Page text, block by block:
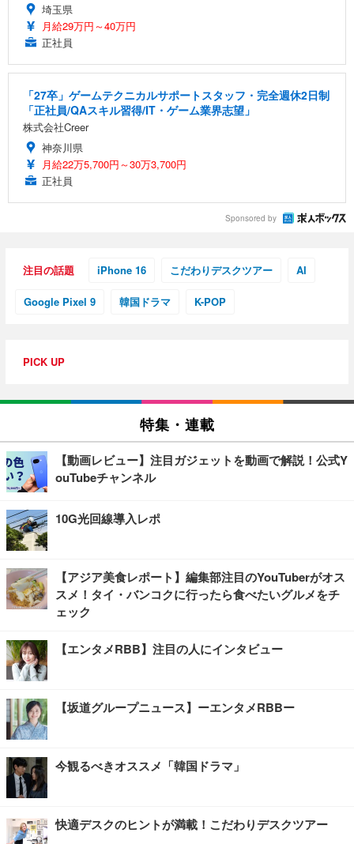
埼玉県
月給29万円～40万円
正社員
「27卒」ゲームテクニカルサポートスタッフ・完全週休2日制
「正社員/QAスキル習得/IT・ゲーム業界志望」
株式会社Creer
神奈川県
月給22万5,700円～30万3,700円
正社員
Sponsored by
注目の話題 iPhone 16 こだわりデスクツアー AI
Google Pixel 9 韓国ドラマ K-POP
PICK UP
特集・連載
【動画レビュー】注目ガジェットを動画で解説！公式Y
ouTubeチャンネル
10G光回線導入レポ
【アジア美食レポート】編集部注目のYouTuberがオス
スメ！タイ・バンコクに行ったら食べたいグルメをチ
ェック
【エンタメRBB】注目の人にインタビュー
【坂道グループニュース】ーエンタメRBBー
今観るべきオススメ「韓国ドラマ」
快適デスクのヒントが満載！こだわりデスクツアー